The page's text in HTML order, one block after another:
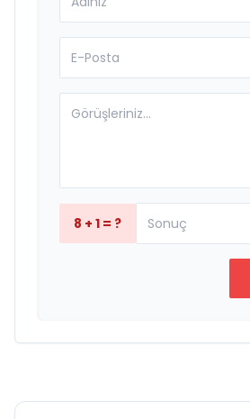
8 + 1 = ?